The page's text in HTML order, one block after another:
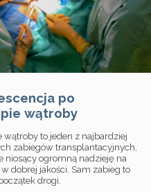
po
wątroby
wątroby to jeden z najbardziej
zabiegów transplantacyjnych,
niosący ogromną nadzieję na
dobrej jakości. Sam zabieg to
drogi.